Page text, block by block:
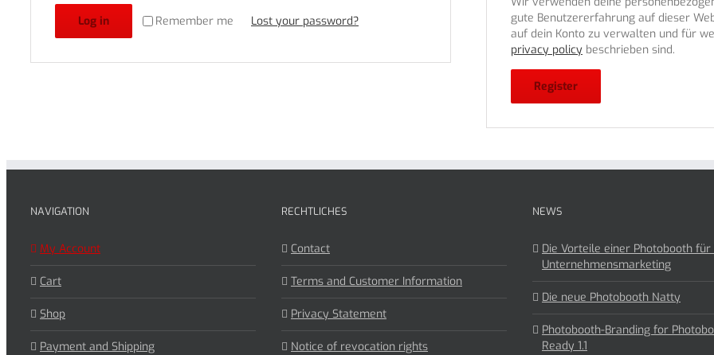
Remember me
Log in Lost your password?
gute Benutzererfahrung auf dieser
auf dein Konto zu verwalten und für
privacy policy beschrieben sind.
Register
NAVIGATION
My Account
Cart
Shop
Payment and Shipping
RECHTLICHES
Contact
Terms and Customer Information
Privacy Statement
Notice of revocation rights
NEWS
Die Vorteile einer Photobooth für
Unternehmensmarketing
Die neue Photobooth Natty
Photobooth-Branding for
Ready 1.1